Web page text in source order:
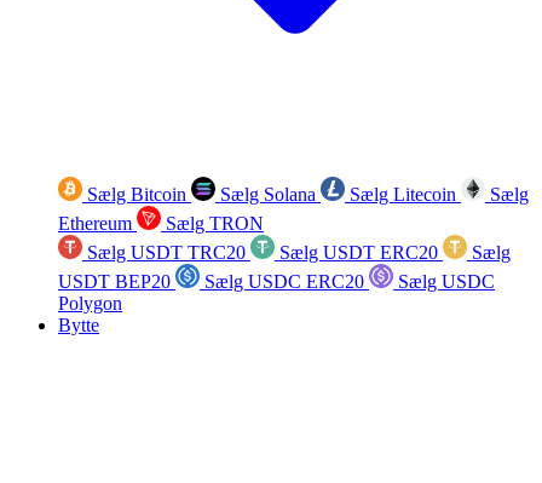
Sælg Bitcoin Sælg Solana Sælg Litecoin
Sælg
Ethereum
Sælg TRON
Sælg USDT TRC20
Sælg USDT ERC20
Sælg
USDT BEP20
Sælg USDC ERC20
Sælg USDC
Polygon
Bytte